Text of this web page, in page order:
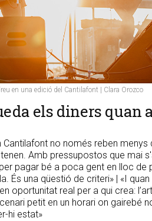
en una edició del Cantilafont | Clara Orozco
els diners quan
Cantilafont no només reben
Amb pressupostos que mai
pagar bé a poca gent en lloc de
És una qüestió de criteri» | «I
oportunitat real per a qui crea:
petit en un horari on gairebé
hi estat»